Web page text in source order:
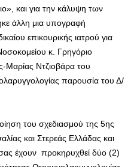
και για την κάλυψη των
άλλη μια υπογραφή
επικουρικής ιατρού για
κ. Γρηγόριο
Μαρίας Ντζιοβάρα του
παρουσία του Δ/
του σχεδιασμού της 5ης
και Στερεάς Ελλάδας και
έχουν προκηρυχθεί δύο (2)